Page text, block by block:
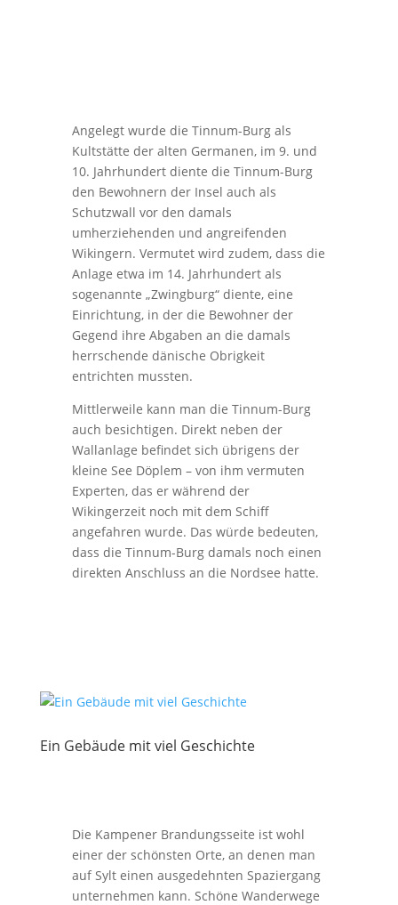
Angelegt wurde die Tinnum-Burg als
Kultstätte der alten Germanen, im 9. und
10. Jahrhundert diente die Tinnum-Burg
den Bewohnern der Insel auch als
Schutzwall vor den damals
umherziehenden und angreifenden
Wikingern. Vermutet wird zudem, dass die
Anlage etwa im 14. Jahrhundert als
sogenannte „Zwingburg“ diente, eine
Einrichtung, in der die Bewohner der
Gegend ihre Abgaben an die damals
herrschende dänische Obrigkeit
entrichten mussten.
Mittlerweile kann man die Tinnum-Burg
auch besichtigen. Direkt neben der
Wallanlage befindet sich übrigens der
kleine See Döplem – von ihm vermuten
Experten, das er während der
Wikingerzeit noch mit dem Schiff
angefahren wurde. Das würde bedeuten,
dass die Tinnum-Burg damals noch einen
direkten Anschluss an die Nordsee hatte.
Ein Gebäude mit viel Geschichte
Die Kampener Brandungsseite ist wohl
einer der schönsten Orte, an denen man
auf Sylt einen ausgedehnten Spaziergang
unternehmen kann. Schöne Wanderwege